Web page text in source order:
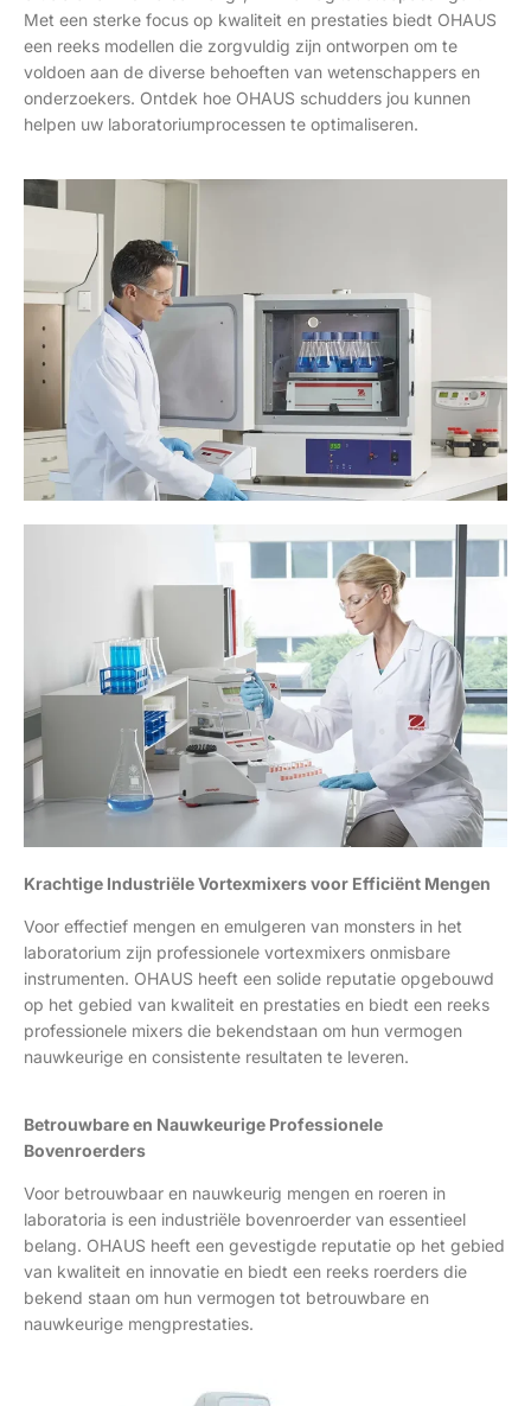
Met een sterke focus op kwaliteit en prestaties biedt OHAUS
een reeks modellen die zorgvuldig zijn ontworpen om te
voldoen aan de diverse behoeften van wetenschappers en
onderzoekers. Ontdek hoe OHAUS schudders jou kunnen
helpen uw laboratoriumprocessen te optimaliseren.
Krachtige Industriële Vortexmixers voor Efficiënt Mengen
Voor effectief mengen en emulgeren van monsters in het
laboratorium zijn professionele vortexmixers onmisbare
instrumenten. OHAUS heeft een solide reputatie opgebouwd
op het gebied van kwaliteit en prestaties en biedt een reeks
professionele mixers die bekendstaan om hun vermogen
nauwkeurige en consistente resultaten te leveren.
Betrouwbare en Nauwkeurige Professionele
Bovenroerders
Voor betrouwbaar en nauwkeurig mengen en roeren in
laboratoria is een industriële bovenroerder van essentieel
belang. OHAUS heeft een gevestigde reputatie op het gebied
van kwaliteit en innovatie en biedt een reeks roerders die
bekend staan om hun vermogen tot betrouwbare en
nauwkeurige mengprestaties.